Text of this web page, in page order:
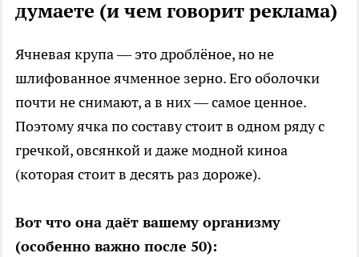
думаете (и чем говорит реклама)
Ячневая крупа — это дроблёное, но не
шлифованное ячменное зерно. Его оболочки
почти не снимают, а в них — самое ценное.
Поэтому ячка по составу стоит в одном ряду с
гречкой, овсянкой и даже модной киноа
(которая стоит в десять раз дороже).
Вот что она даёт вашему организму
(особенно важно после 50):